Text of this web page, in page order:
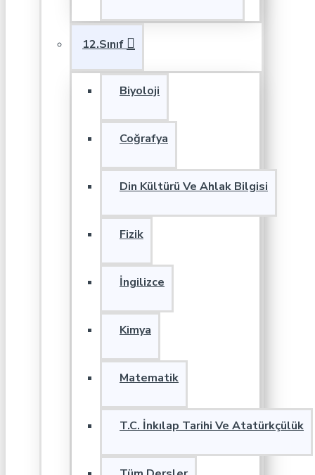
12.Sınıf
Biyoloji
Coğrafya
Din Kültürü Ve Ahlak Bilgisi
Fizik
İngilizce
Kimya
Matematik
T.C. İnkılap Tarihi Ve Atatürkçülük